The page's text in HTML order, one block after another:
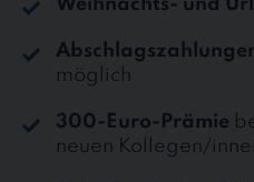
Weihnachts- und
möglich
300-Euro-Prämie
neuen Kollegen/